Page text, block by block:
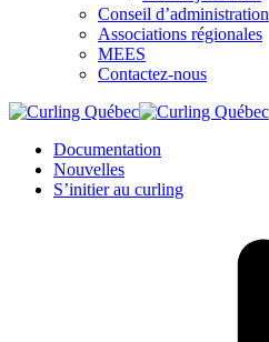
Conseil d’administration
Associations régionales
MEES
Contactez-nous
Documentation
Nouvelles
S’initier au curling